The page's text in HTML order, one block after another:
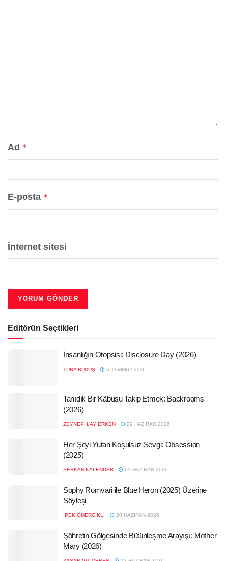
Ad *
E-posta *
İnternet sitesi
Editörün Seçtikleri
İnsanlığın Otopsisi: Disclosure Day (2026)
TUBA BÜDÜŞ 5 TEMMUZ 2026
Tanıdık Bir Kâbusu Takip Etmek: Backrooms
(2026)
ZEYNEP İLAY ERKEN 29 HAZIRAN 2026
Her Şeyi Yutan Koşulsuz Sevgi: Obsession
(2025)
SERKAN KALENDER 23 HAZIRAN 2026
Sophy Romvari ile Blue Heron (2025) Üzerine
Söyleşi
İPEK ÖMERCIKLI 20 HAZIRAN 2026
Şöhretin Gölgesinde Bütünleşme Arayışı: Mother
Mary (2026)